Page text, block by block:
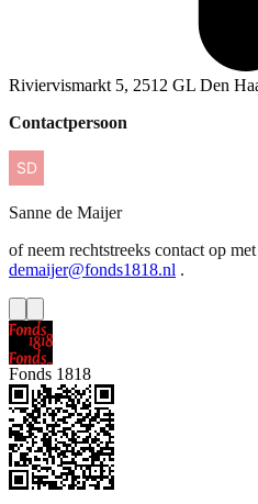
Riviervismarkt 5, 2512 GL Den
Contactpersoon
Sanne de Maijer
of neem rechtstreeks contact op
demaijer@fonds1818.nl .
Fonds 1818